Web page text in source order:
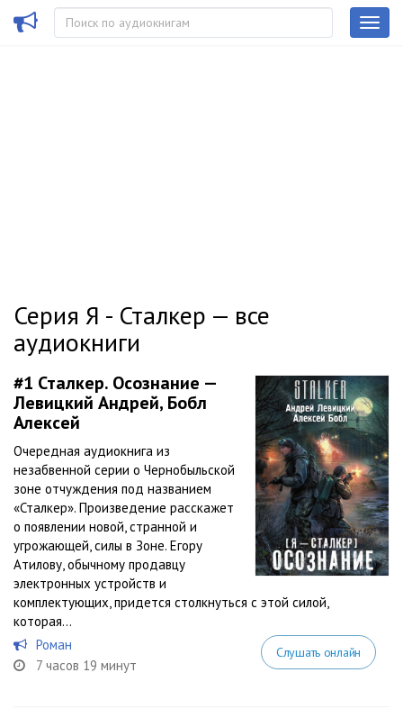
Серия Я - Сталкер — все
аудиокниги
#1 Сталкер. Осознание —
Левицкий Андрей, Бобл
Алексей
Очередная аудиокнига из
незабвенной серии о Чернобыльской
зоне отчуждения под названием
«Сталкер». Произведение расскажет
о появлении новой, странной и
угрожающей, силы в Зоне. Егору
Атилову, обычному продавцу
электронных устройств и
комплектующих, придется столкнуться с этой силой,
которая...
Роман
7 часов 19 минут
Слушать онлайн